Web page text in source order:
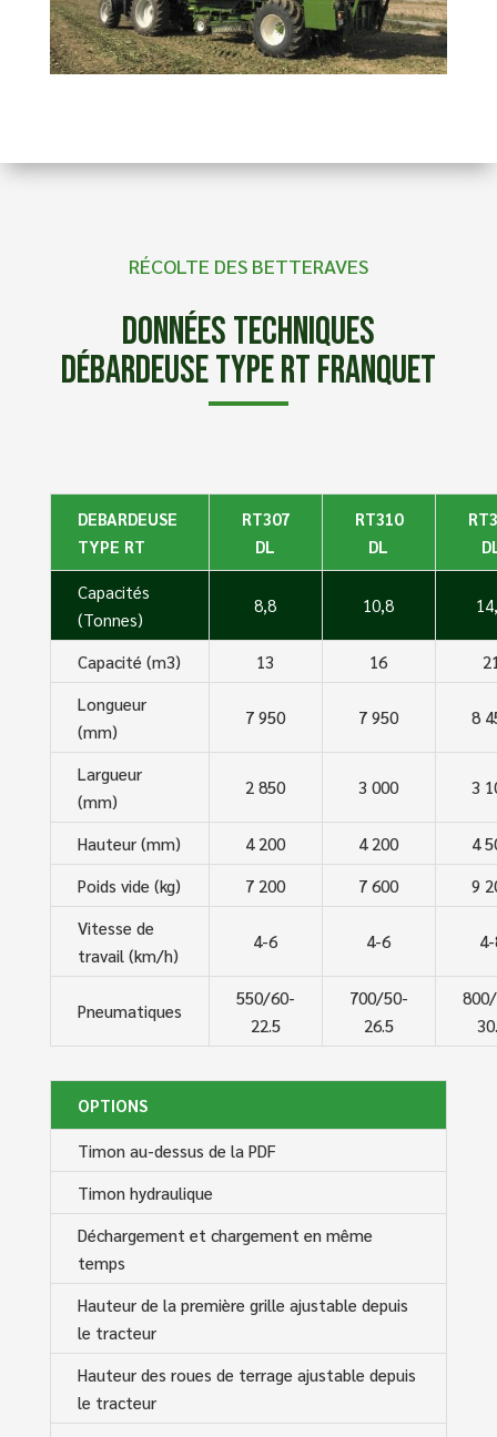
RÉCOLTE DES BETTERAVES
Données techniques
Débardeuse Type RT Franquet
DEBARDEUSE
TYPE RT
RT307
DL
RT310
DL
Capacités
(Tonnes)
8,8 10,8
Capacité (m3) 13 16
Longueur
(mm)
7 950 7 950 8
Largueur
(mm)
2 850 3 000 3
Hauteur (mm) 4 200 4 200
4
Poids vide (kg)
7 200 7 600
9
Vitesse de
travail (km/h)
4-6 4-6
Pneumatiques
550/60-
22.5
700/50-
26.5
OPTIONS
Timon au-dessus de la PDF
Timon hydraulique
Déchargement et chargement en même
temps
Hauteur de la première grille ajustable depuis
le tracteur
Hauteur des roues de terrage ajustable depuis
le tracteur